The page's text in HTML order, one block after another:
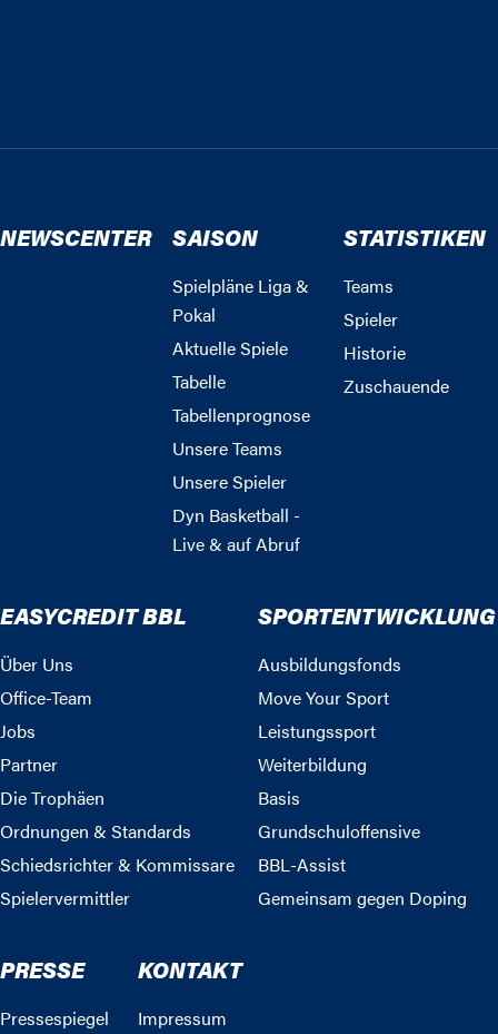
NEWSCENTER SAISON
Spielpläne Liga &
Pokal
Aktuelle Spiele
Tabelle
Tabellenprognose
Unsere Teams
Unsere Spieler
Dyn Basketball -
Live & auf Abruf
STATISTIKEN
Teams
Spieler
Historie
Zuschauende
EASYCREDIT BBL
Über Uns
Office-Team
Jobs
Partner
Die Trophäen
Ordnungen & Standards
Schiedsrichter & Kommissare
Spielervermittler
SPORTENTWICKLUNG
Ausbildungsfonds
Move Your Sport
Leistungssport
Weiterbildung
Basis
Grundschuloffensive
BBL-Assist
Gemeinsam gegen Doping
PRESSE
Pressespiegel
KONTAKT
Impressum